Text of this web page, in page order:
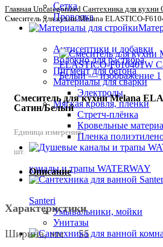
Сетка
Проволка
Антисептики и добавки
Волокно для раствора
Пигмент для бетона
Материалы для сварки
Электроды
Мягкая кровля, пленки
Стретч-плёнка
Кровельные
Пленка
каналы и трапы WATERWAY
Santeri
Умывальники, мойки
Унитазы
Главная Uncategorized Сантехника для кухни
Смеситель для кухни Melana ELASTICO-
Смеситель для кухни Melana
Сатин/Белый
Единица измерения:
шт.
Описание
Характеристики
Ширина, мм 55